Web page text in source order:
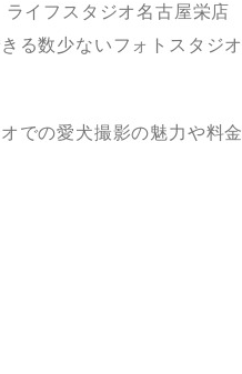
イフスタジオ名古屋栄店
る数少ないフォトスタジオ
での愛犬撮影の魅力や料金